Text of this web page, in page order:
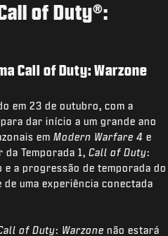
of Duty®:
Call of Duty: Warzone
em 23 de outubro, com a
dar início a um grande ano
em Modern Warfare 4 e
da Temporada 1, Call of Duty:
a progressão de temporada do
de uma experiência conectada
of Duty: Warzone não estará